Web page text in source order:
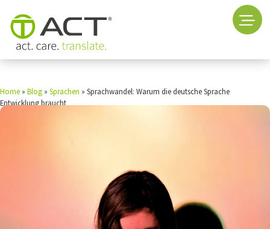
Home » Blog » Sprachen » Sprachwandel: Warum die deutsche Sprache
Entwicklung braucht